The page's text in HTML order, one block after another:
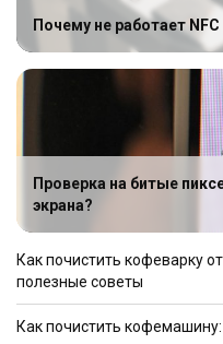
Почему не работает
Проверка на битые
экрана?
Как почистить кофеварку
полезные советы
Как почистить